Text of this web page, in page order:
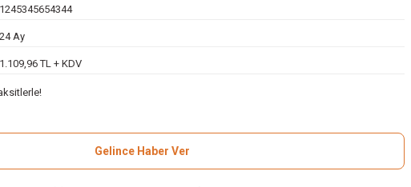
1245345654344
24 Ay
1.109,96 TL + KDV
Gelince Haber Ver